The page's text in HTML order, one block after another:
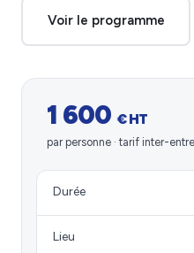
Voir le programme
1 600€ HT
par personne · tarif inter-
Durée
Lieu